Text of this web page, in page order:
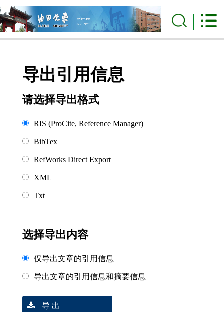
导出引用信息
请选择导出格式
RIS (ProCite, Reference Manager)
BibTex
RefWorks Direct Export
XML
Txt
选择导出内容
仅导出文章的引用信息
导出文章的引用信息和摘要信息
导 出